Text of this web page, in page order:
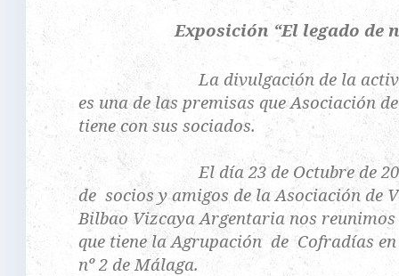
Exposición “El legado de
La divulgación de la
es una de las premisas que Asociación
tiene con sus sociados.
El día 23 de Octubre de 2013
de socios y amigos de la Asociación de
Bilbao Vizcaya Argentaria nos
que tiene la Agrupación de Cofradías
nº 2 de Málaga.